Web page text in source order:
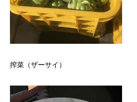
搾菜（ザーサイ）